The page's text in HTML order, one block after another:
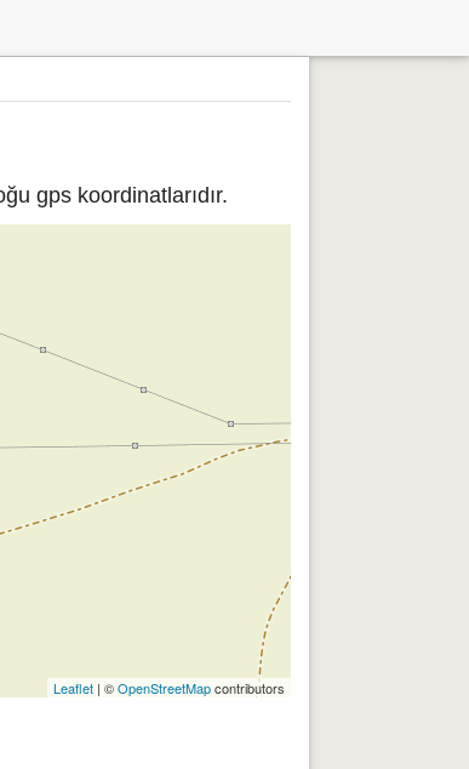
gps koordinatlarıdır.
Leaflet | ©OpenStreetMapcontributors